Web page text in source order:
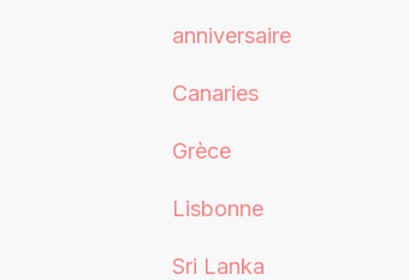
anniversaire
Canaries
Grèce
Lisbonne
Sri Lanka